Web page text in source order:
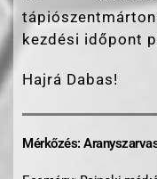
kezdési időpont
Hajrá Dabas!
Mérkőzés: Aranyszarvas